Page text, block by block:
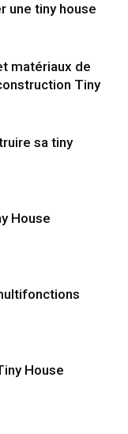
une tiny house
matériaux de
Tiny
sa tiny
House
House